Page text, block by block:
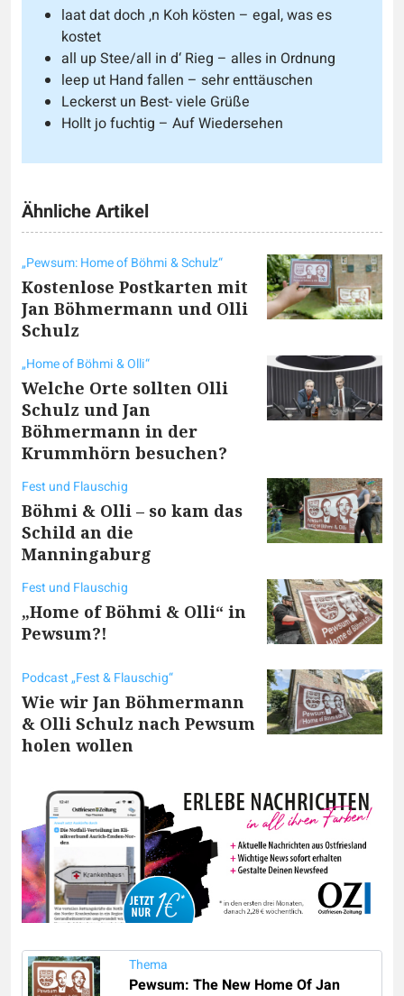
laat dat doch ‚n Koh kösten – egal, was es
kostet
all up Stee/all in d‘ Rieg – alles in Ordnung
leep ut Hand fallen – sehr enttäuschen
Leckerst un Best- viele Grüße
Hollt jo fuchtig – Auf Wiedersehen
Ähnliche Artikel
„Pewsum: Home of Böhmi & Schulz“
Kostenlose Postkarten mit
Jan Böhmermann und Olli
Schulz
„Home of Böhmi & Olli“
Welche Orte sollten Olli
Schulz und Jan
Böhmermann in der
Krummhörn besuchen?
Fest und Flauschig
Böhmi & Olli – so kam das
Schild an die
Manningaburg
Fest und Flauschig
„Home of Böhmi & Olli“ in
Pewsum?!
Podcast „Fest & Flauschig“
Wie wir Jan Böhmermann
& Olli Schulz nach Pewsum
holen wollen
Thema
Pewsum: The New Home Of Jan